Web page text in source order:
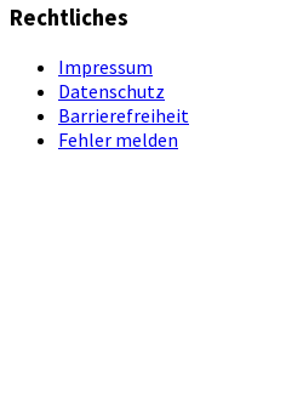
Rechtliches
Impressum
Datenschutz
Barrierefreiheit
Fehler melden